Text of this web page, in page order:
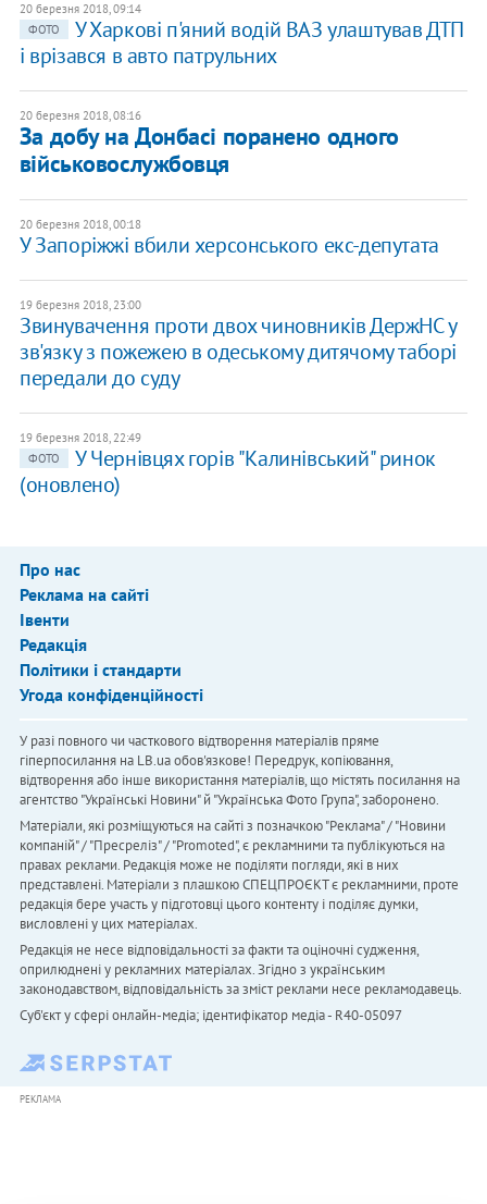
20 березня 2018, 09:14
ФОТО
У Харкові п'яний водій ВАЗ улаштував ДТП
і врізався в авто патрульних
20 березня 2018, 08:16
За добу на Донбасі поранено одного
військовослужбовця
20 березня 2018, 00:18
У Запоріжжі вбили херсонського екс-депутата
19 березня 2018, 23:00
Звинувачення проти двох чиновників ДержНС у
зв'язку з пожежею в одеському дитячому таборі
передали до суду
19 березня 2018, 22:49
ФОТО
У Чернівцях горів "Калинівський" ринок
(оновлено)
Про нас
Реклама на сайті
Івенти
Редакція
Політики і стандарти
Угода конфіденційності
У разі повного чи часткового відтворення матеріалів пряме
гіперпосилання на LB.ua обов'язкове! Передрук, копіювання,
відтворення або інше використання матеріалів, що містять посилання на
агентство "Українськi Новини" й "Українська Фото Група", заборонено.
Матеріали, які розміщуються на сайті з позначкою "Реклама" / "Новини
компаній" / "Пресреліз" / "Promoted", є рекламними та публікуються на
правах реклами. Редакція може не поділяти погляди, які в них
представлені. Матеріали з плашкою СПЕЦПРОЄКТ є рекламними, проте
редакція бере участь у підготовці цього контенту і поділяє думки,
висловлені у цих матеріалах.
Редакція не несе відповідальності за факти та оціночні судження,
оприлюднені у рекламних матеріалах. Згідно з українським
законодавством, відповідальність за зміст реклами несе рекламодавець.
Cуб'єкт у сфері онлайн-медіа; ідентифікатор медіа - R40-05097
РЕКЛАМА